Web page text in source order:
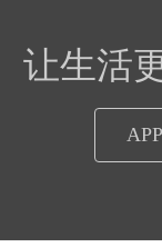
让生活